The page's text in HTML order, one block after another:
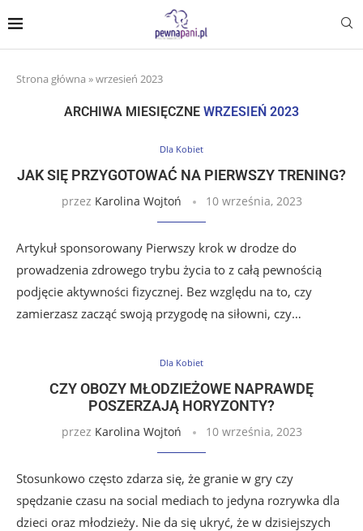
Strona główna »wrzesień 2023
ARCHIWA MIESIĘCZNE WRZESIEŃ 2023
Dla Kobiet
JAK SIĘ PRZYGOTOWAĆ NA PIERWSZY TRENING?
przez Karolina Wojtoń 10 września, 2023
Artykuł sponsorowany Pierwszy krok w drodze do
prowadzenia zdrowego trybu życia to z całą pewnością
podjęcie aktywności fizycznej. Bez względu na to, czy
zamierzasz zacząć swoją przygodę na siłowni, czy…
Dla Kobiet
CZY OBOZY MŁODZIEŻOWE NAPRAWDĘ
POSZERZAJĄ HORYZONTY?
przez Karolina Wojtoń 10 września, 2023
Stosunkowo często zdarza się, że granie w gry czy
spędzanie czasu na social mediach to jedyna rozrywka dla
dzieci oraz młodzieży. Nie da się ukryć, że w dzisiejszych